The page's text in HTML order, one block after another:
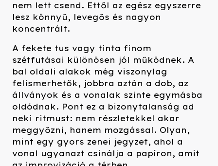
nem lett csend. Ettől az egész egyszerre
lesz könnyű, levegős és nagyon
koncentrált.
A fekete tus vagy tinta finom
szétfutásai különösen jól működnek. A
bal oldali alakok még viszonylag
felismerhetők, jobbra aztán a dob, az
állványok és a vonalak szinte egymásba
oldódnak. Pont ez a bizonytalanság ad
neki ritmust: nem részletekkel akar
meggyőzni, hanem mozgással. Olyan,
mint egy gyors zenei jegyzet, ahol a
vonal ugyanazt csinálja a papíron, amit